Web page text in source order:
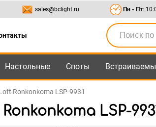
sales@bclight.ru
sales@bclight.ru Пн - Пт:
Настольные Споты
Ronkonkoma LSP-9931
LSP-